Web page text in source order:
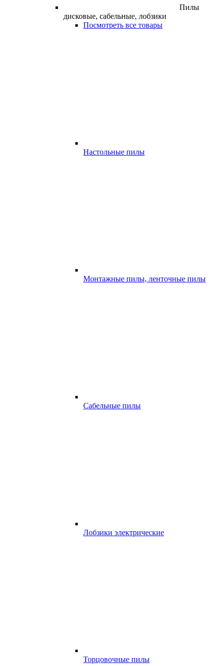
Пилы
дисковые, сабельные, лобзики
Посмотреть все товары
Настольные пилы
Монтажные пилы, ленточные пилы
Сабельные пилы
Лобзики электрические
Торцовочные пилы